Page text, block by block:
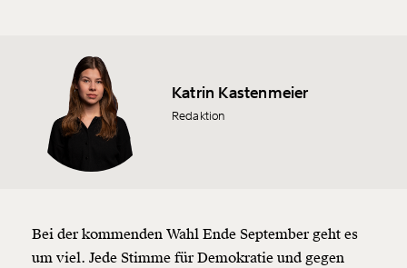
Katrin Kastenmeier
Redaktion
Bei der kommenden Wahl Ende September geht es
um viel. Jede Stimme für Demokratie und gegen